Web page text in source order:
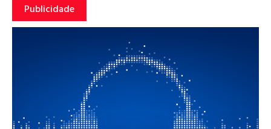
Publicidade